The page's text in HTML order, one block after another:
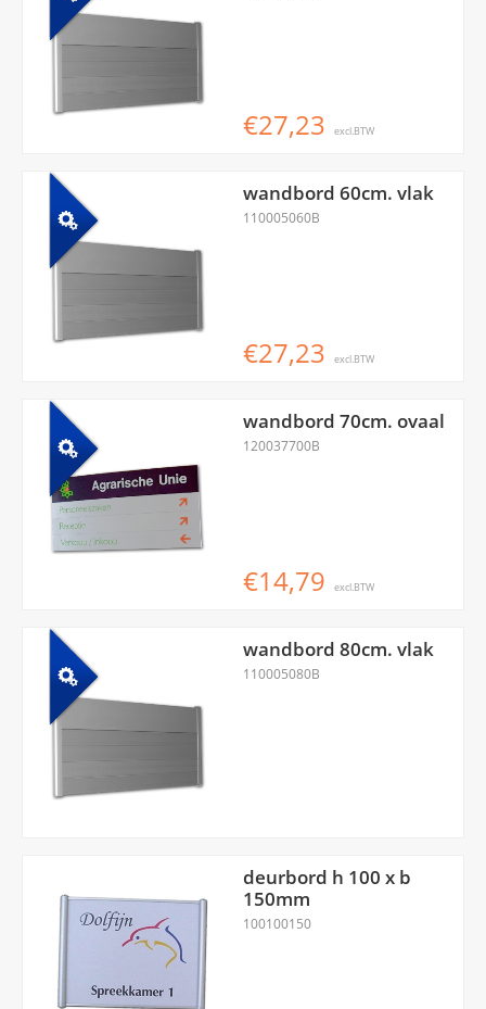
€27,23 excl.BTW
wandbord 60cm. vlak
110005060B
€27,23 excl.BTW
wandbord 70cm. ovaal
120037700B
€14,79 excl.BTW
wandbord 80cm. vlak
110005080B
deurbord h 100 x b
150mm
100100150